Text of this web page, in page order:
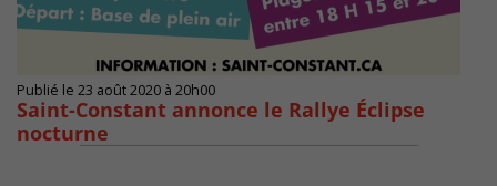
Publié le 23 août 2020 à 20h00
Saint-Constant annonce le Rallye Éclipse
nocturne